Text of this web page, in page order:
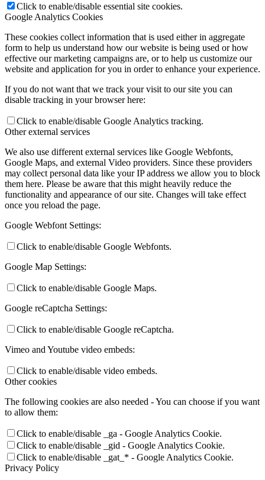
Click to enable/disable essential site cookies.
Google Analytics Cookies
These cookies collect information that is used either in aggregate
form to help us understand how our website is being used or how
effective our marketing campaigns are, or to help us customize our
website and application for you in order to enhance your experience.
If you do not want that we track your visit to our site you can
disable tracking in your browser here:
Click to enable/disable Google Analytics tracking.
Other external services
We also use different external services like Google Webfonts,
Google Maps, and external Video providers. Since these providers
may collect personal data like your IP address we allow you to block
them here. Please be aware that this might heavily reduce the
functionality and appearance of our site. Changes will take effect
once you reload the page.
Google Webfont Settings:
Click to enable/disable Google Webfonts.
Google Map Settings:
Click to enable/disable Google Maps.
Google reCaptcha Settings:
Click to enable/disable Google reCaptcha.
Vimeo and Youtube video embeds:
Click to enable/disable video embeds.
Other cookies
The following cookies are also needed - You can choose if you want
to allow them:
Click to enable/disable _ga - Google Analytics Cookie.
Click to enable/disable _gid - Google Analytics Cookie.
Click to enable/disable _gat_* - Google Analytics Cookie.
Privacy Policy